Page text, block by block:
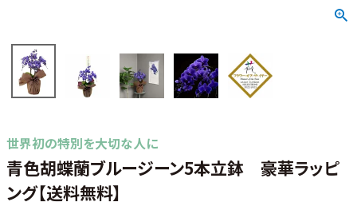
世界初の特別を大切な人に
青色胡蝶蘭ブルージーン5本立鉢 豪華ラッピ
ング【送料無料】